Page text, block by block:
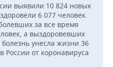
выявили 10 824 новых
6 077 человек.
за все время
а выздоровевших
унесла жизни 36
России от коронавируса